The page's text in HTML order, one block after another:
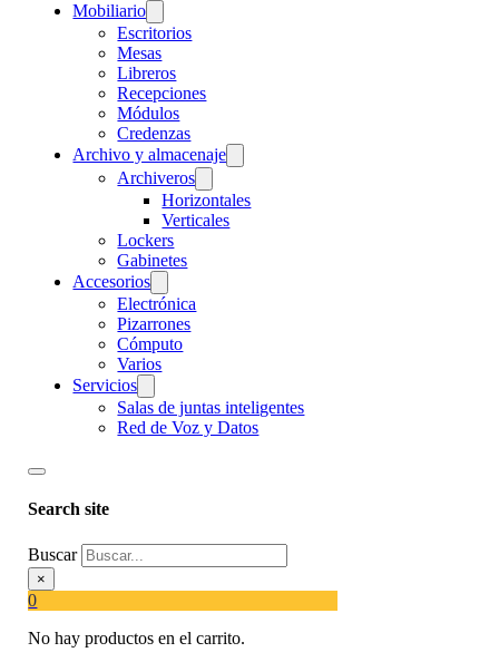
Mobiliario
Escritorios
Mesas
Libreros
Recepciones
Módulos
Credenzas
Archivo y almacenaje
Archiveros
Horizontales
Verticales
Lockers
Gabinetes
Accesorios
Electrónica
Pizarrones
Cómputo
Varios
Servicios
Salas de juntas inteligentes
Red de Voz y Datos
Search site
Buscar
×
0
No hay productos en el carrito.